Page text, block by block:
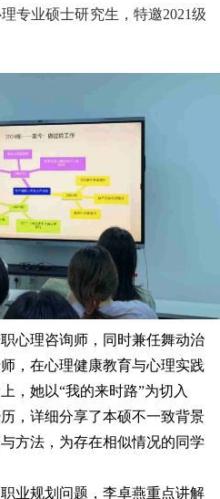
专业硕士研究生，特邀2021级
心理咨询师，同时兼任舞动治
，在心理健康教育与心理实践
，她以“我的来时路”为切入
，详细分享了本硕不一致背景
方法，为存在相似情况的同学
业规划问题，李卓燕重点讲解